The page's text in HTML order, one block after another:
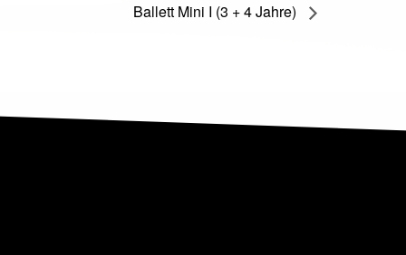
Ballett Mini I (3 + 4 Jahre)